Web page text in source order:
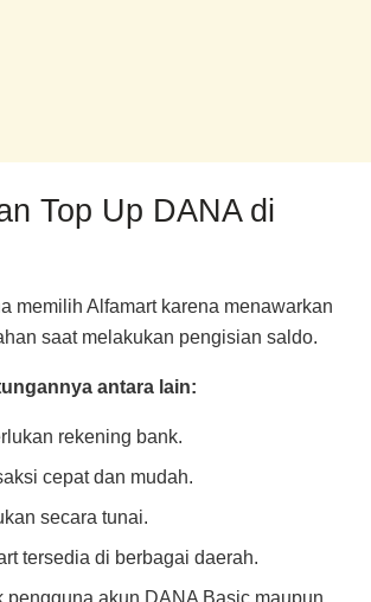
Top Up DANA di
memilih Alfamart karena menawarkan
saat melakukan pengisian saldo.
antara lain:
rekening bank.
cepat dan mudah.
secara tunai.
tersedia di berbagai daerah.
pengguna akun DANA Basic maupun